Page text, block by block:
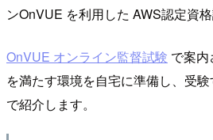
ンOnVUE を利用した AWS認定資格
OnVUE オンライン監督試験 で案
を満たす環境を自宅に準備し、受
で紹介します。